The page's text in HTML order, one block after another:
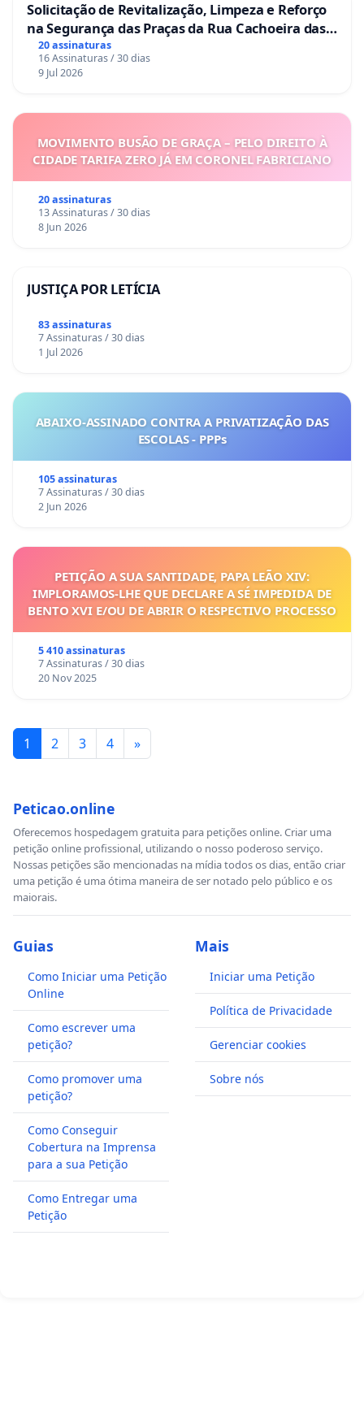
42) Tenda do Pai Serafim de Iansã e da Cabocla
Boiadeira
43) UNEGRO Pouso Alegre
Inapós
Federal de Pouso Alegre
48) Centro Acadêmico Max Planck de Engenharia
Engenharia Civil (IF)
51) Associação Atlética Acadêmica das Engenharias
UNA Pouso Alegre
53) Associação Atlética Acadêmica de Medicina
Veterinária (UNA)
54) Associação Atlética Acadêmica de Psicologia
(UNA)
56) Associação Atlética Acadêmica Fisioterapia
(UNA)
57) Diretório Acadêmico Doutor Jésus Ribeiro Pires
(UNIVÁS)
58) Associação Atlética Acadêmica Pacaré (UNIS)
60) Diretório Acadêmico Professor Jorge Beltrão
Solicitação de Revitalização, Limpeza e Reforço
na Segurança das Praças da Rua Cachoeira das
Sete Ilhas
20 assinaturas
16 Assinaturas / 30 dias
9 Jul 2026
MOVIMENTO BUSÃO DE GRAÇA – PELO DIREITO À
CIDADE TARIFA ZERO JÁ EM CORONEL FABRICIANO
20 assinaturas
13 Assinaturas / 30 dias
8 Jun 2026
JUSTIÇA POR LETÍCIA
83 assinaturas
7 Assinaturas / 30 dias
1 Jul 2026
ABAIXO-ASSINADO CONTRA A PRIVATIZAÇÃO DAS
ESCOLAS - PPPs
105 assinaturas
7 Assinaturas / 30 dias
2 Jun 2026
PETIÇÃO A SUA SANTIDADE, PAPA LEÃO XIV:
IMPLORAMOS-LHE QUE DECLARE A SÉ IMPEDIDA DE
BENTO XVI E/OU DE ABRIR O RESPECTIVO PROCESSO
5 410 assinaturas
7 Assinaturas / 30 dias
20 Nov 2025
1 2 3 4 »
Peticao.online
Oferecemos hospedagem gratuita para petições online. Criar uma
petição online profissional, utilizando o nosso poderoso serviço.
Nossas petições são mencionadas na mídia todos os dias, então criar
uma petição é uma ótima maneira de ser notado pelo público e os
maiorais.
Guias
Como Iniciar uma Petição
Online
Como escrever uma
petição?
Como promover uma
petição?
Como Conseguir
Cobertura na Imprensa
para a sua Petição
Como Entregar uma
Petição
Mais
Iniciar uma Petição
Política de Privacidade
Gerenciar cookies
Sobre nós